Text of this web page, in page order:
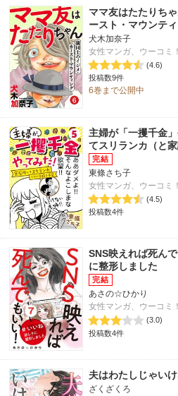
ママ友はたたりち
ースト・マウンテ
犬木加奈子
女性マンガ、ウーコミ！
(4.6)
投稿数9件
6巻まで公開中
主婦が「一攫千金
てスリランカ（と
東條さち子
女性マンガ、ウーコミ！
(4.5)
投稿数4件
SNS映えれば死ん
に整形しました
あさの☆ひかり
女性マンガ、ウーコミ！
(3.0)
投稿数4件
夫はわたしじゃい
ざくざくろ